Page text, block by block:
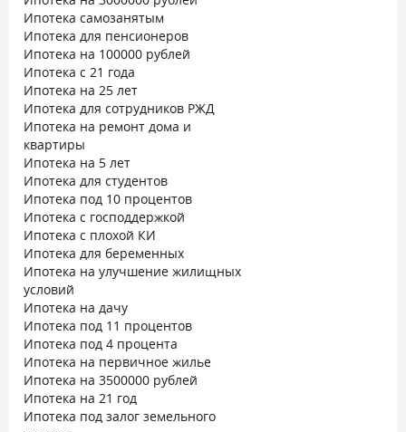
Ипотека самозанятым
Ипотека для пенсионеров
Ипотека на 100000 рублей
Ипотека с 21 года
Ипотека на 25 лет
Ипотека для сотрудников РЖД
Ипотека на ремонт дома и
квартиры
Ипотека на 5 лет
Ипотека для студентов
Ипотека под 10 процентов
Ипотека с господдержкой
Ипотека с плохой КИ
Ипотека для беременных
Ипотека на улучшение жилищных
условий
Ипотека на дачу
Ипотека под 11 процентов
Ипотека под 4 процента
Ипотека на первичное жилье
Ипотека на 3500000 рублей
Ипотека на 21 год
Ипотека под залог земельного